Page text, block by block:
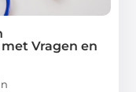
Vragen en